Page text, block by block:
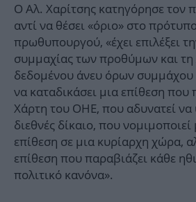
Ο Αλ. Χαρίτσης κατηγόρησε τον
αντί να θέσει «όριο» στο
πρωθυπουργού, «έχει επιλέξει
συμμαχίας των προθύμων και τη
δεδομένου άνευ όρων συμμάχου
να καταδικάσει μια επίθεση που
Χάρτη του ΟΗΕ, που αδυνατεί να
διεθνές δίκαιο, που
επίθεση σε μια κυρίαρχη χώρα,
επίθεση που παραβιάζει κάθε
πολιτικό κανόνα».